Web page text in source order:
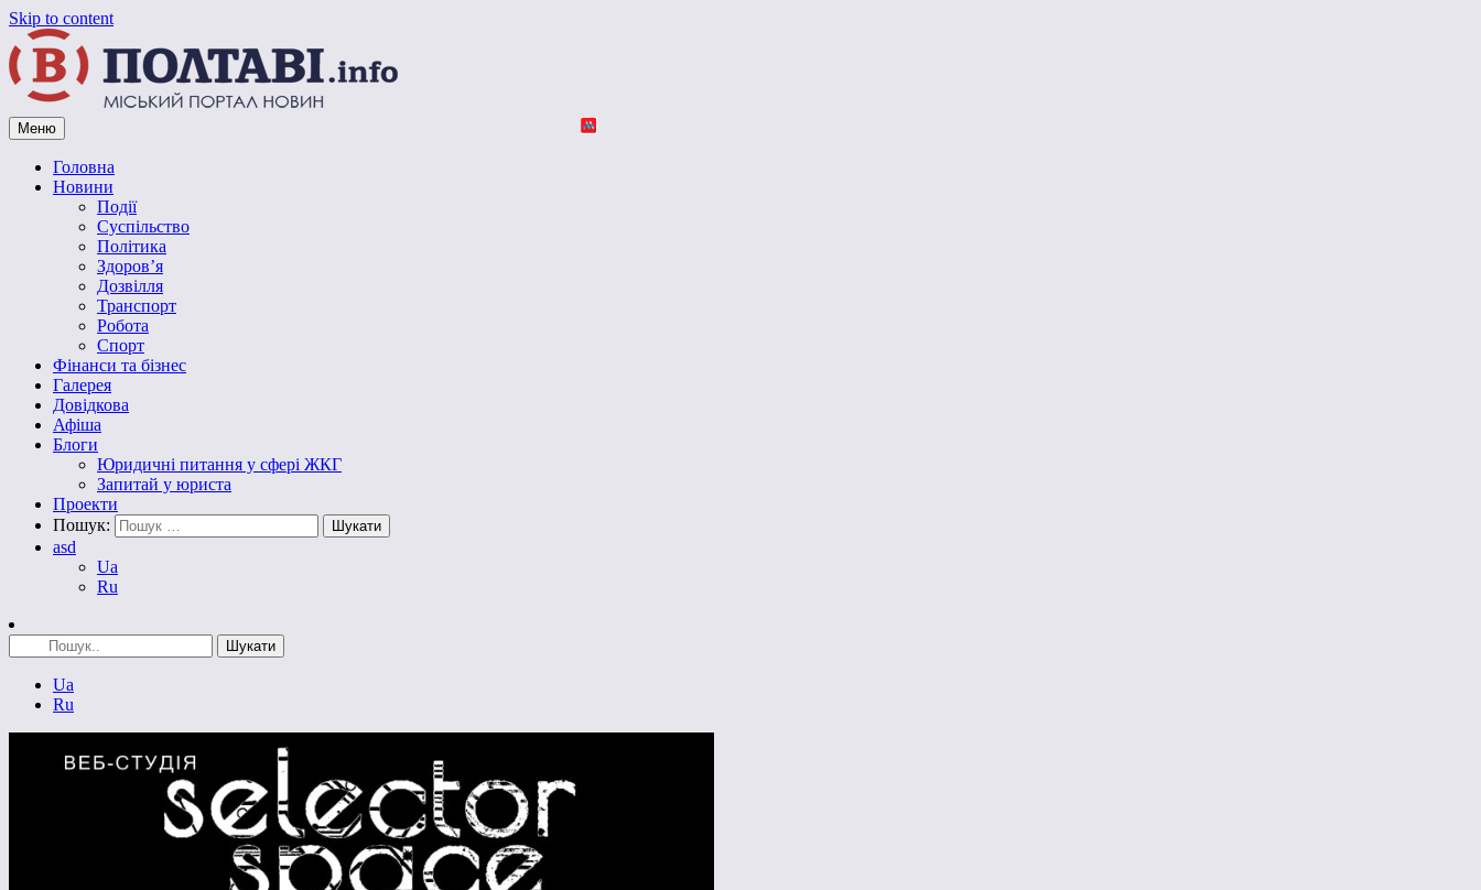
Skip to content
Vpoltave.info
Полтавський портал новин
Меню
Головна
Новини
Події
Суспільство
Політика
Здоров’я
Дозвілля
Транспорт
Робота
Спорт
Фінанси та бізнес
Галерея
Довідкова
Афіша
Блоги
Юридичні питання у сфері ЖКГ
Запитай у юриста
Проекти
Пошук:
asd
Ua
Ru
Ua
Ru